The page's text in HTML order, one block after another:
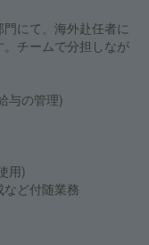
にて、海外赴任者に
チームで分担しなが
与の管理)
用)
など付随業務